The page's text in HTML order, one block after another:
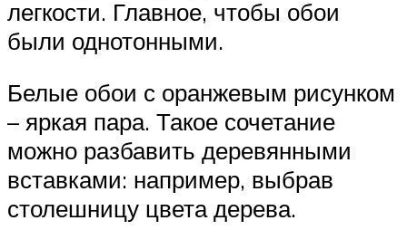
легкости. Главное, чтобы обои
были однотонными.
Белые обои с оранжевым рисунком
– яркая пара. Такое сочетание
можно разбавить деревянными
вставками: например, выбрав
столешницу цвета дерева.